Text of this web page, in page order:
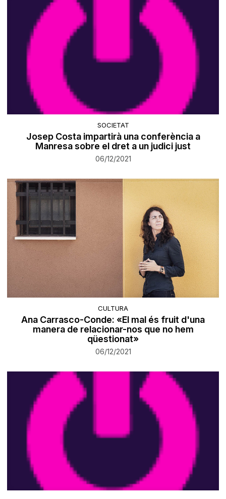
SOCIETAT
Josep Costa impartirà una conferència a
Manresa sobre el dret a un judici just
06/12/2021
CULTURA
Ana Carrasco-Conde: «El mal és fruit d'una
manera de relacionar-nos que no hem
qüestionat»
06/12/2021